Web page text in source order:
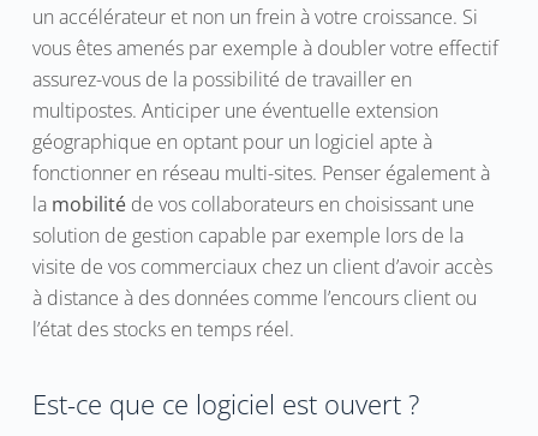
un accélérateur et non un frein à votre croissance. Si
vous êtes amenés par exemple à doubler votre effectif
assurez-vous de la possibilité de travailler en
multipostes. Anticiper une éventuelle extension
géographique en optant pour un logiciel apte à
fonctionner en réseau multi-sites. Penser également à
la mobilitéde vos collaborateurs en choisissant une
solution de gestion capable par exemple lors de la
visite de vos commerciaux chez un client d’avoir accès
à distance à des données comme l’encours client ou
l’état des stocks en temps réel.
Est-ce que ce logiciel est ouvert ?